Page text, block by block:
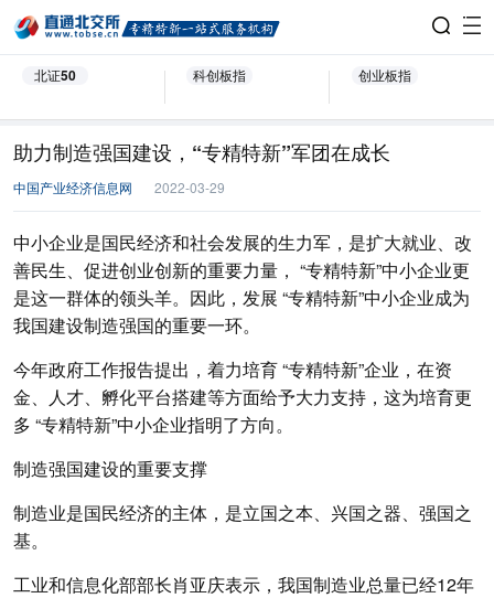
北证50 科创板指 创业板指
助力制造强国建设，“专精特新”军团在成长
中国产业经济信息网 2022-03-29
中小企业是国民经济和社会发展的生力军，是扩大就业、改
善民生、促进创业创新的重要力量， “专精特新”中小企业更
是这一群体的领头羊。因此，发展 “专精特新”中小企业成为
我国建设制造强国的重要一环。
今年政府工作报告提出，着力培育 “专精特新”企业，在资
金、人才、孵化平台搭建等方面给予大力支持，这为培育更
多 “专精特新”中小企业指明了方向。
制造强国建设的重要支撑
制造业是国民经济的主体，是立国之本、兴国之器、强国之
基。
工业和信息化部部长肖亚庆表示，我国制造业总量已经12年